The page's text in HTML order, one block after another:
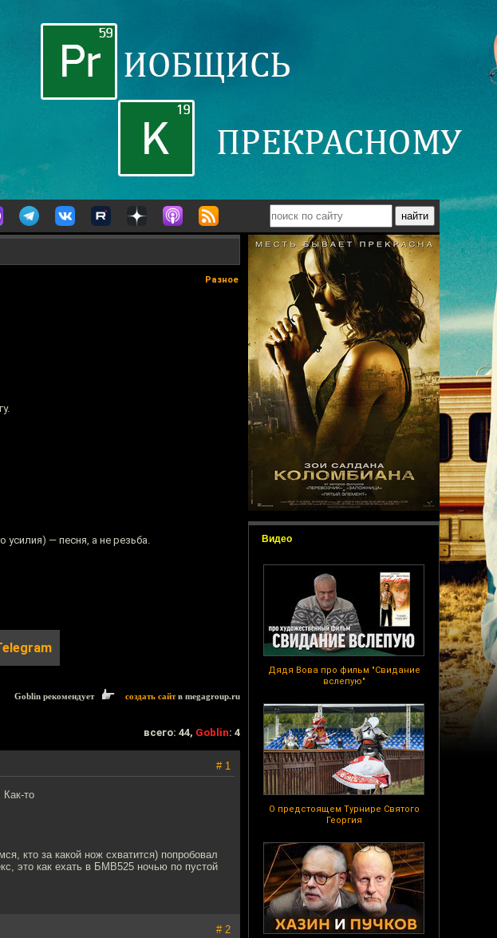
Видео
Дядя Вова про фильм "Свидание
вслепую"
О предстоящем Турнире Святого
Георгия
Разное
— песня, а не резьба.
Goblin рекомендует создать сайтв megagroup.ru
всего: 44, Goblin: 4
# 1
Как-то
кто за какой нож схватится) попробовал
это как ехать в БМВ525 ночью по пустой
# 2